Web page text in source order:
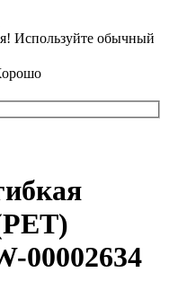
Используйте обычный
00002634